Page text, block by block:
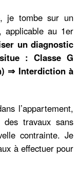
je tombe sur un
applicable au 1er
un diagnostic
: Classe G
⇒ Interdiction à
l’appartement,
travaux sans
contrainte. Je
à effectuer pour